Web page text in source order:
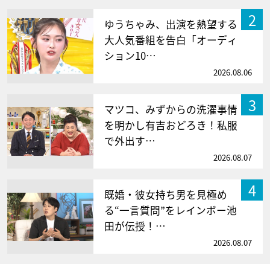
2
ゆうちゃみ、出演を熱望する
大人気番組を告白「オーディ
ション10…
2026.08.06
3
マツコ、みずからの洗濯事情
を明かし有吉おどろき！私服
で外出す…
2026.08.07
4
既婚・彼女持ち男を見極め
る“一言質問”をレインボー池
田が伝授！…
2026.08.07